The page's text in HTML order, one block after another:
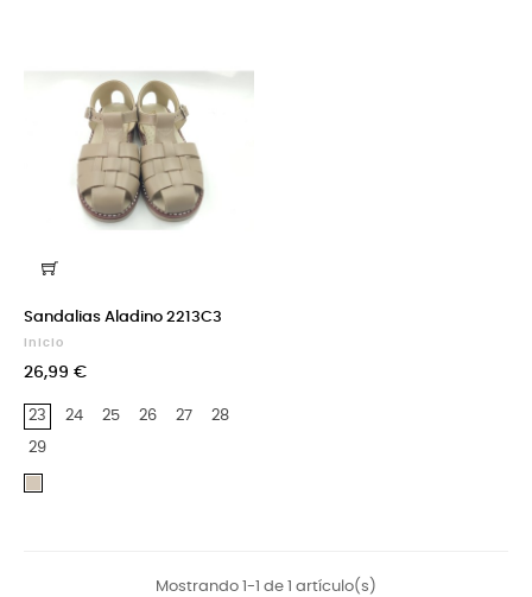
Sandalias Aladino 2213C3
Inicio
26,99 €
23 24 25 26 27 28
29
Mostrando 1-1 de 1 artículo(s)